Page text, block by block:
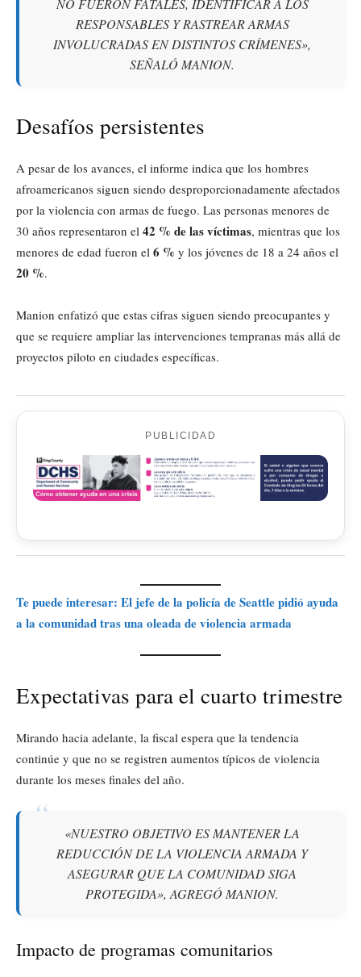
NO FUERON FATALES, IDENTIFICAR A LOS
RESPONSABLES Y RASTREAR ARMAS
INVOLUCRADAS EN DISTINTOS CRÍMENES»,
SEÑALÓ MANION.
Desafíos persistentes
A pesar de los avances, el informe indica que los hombres
afroamericanos siguen siendo desproporcionadamente afectados
por la violencia con armas de fuego. Las personas menores de
30 años representaron el 42 % de las víctimas, mientras que los
menores de edad fueron el 6 % y los jóvenes de 18 a 24 años el
20 %.
Manion enfatizó que estas cifras siguen siendo preocupantes y
que se requiere ampliar las intervenciones tempranas más allá de
proyectos piloto en ciudades específicas.
PUBLICIDAD
Te puede interesar: El jefe de la policía de Seattle pidió ayuda
a la comunidad tras una oleada de violencia armada
Expectativas para el cuarto trimestre
Mirando hacia adelante, la fiscal espera que la tendencia
continúe y que no se registren aumentos típicos de violencia
durante los meses finales del año.
«NUESTRO OBJETIVO ES MANTENER LA
REDUCCIÓN DE LA VIOLENCIA ARMADA Y
ASEGURAR QUE LA COMUNIDAD SIGA
PROTEGIDA», AGREGÓ MANION.
Impacto de programas comunitarios